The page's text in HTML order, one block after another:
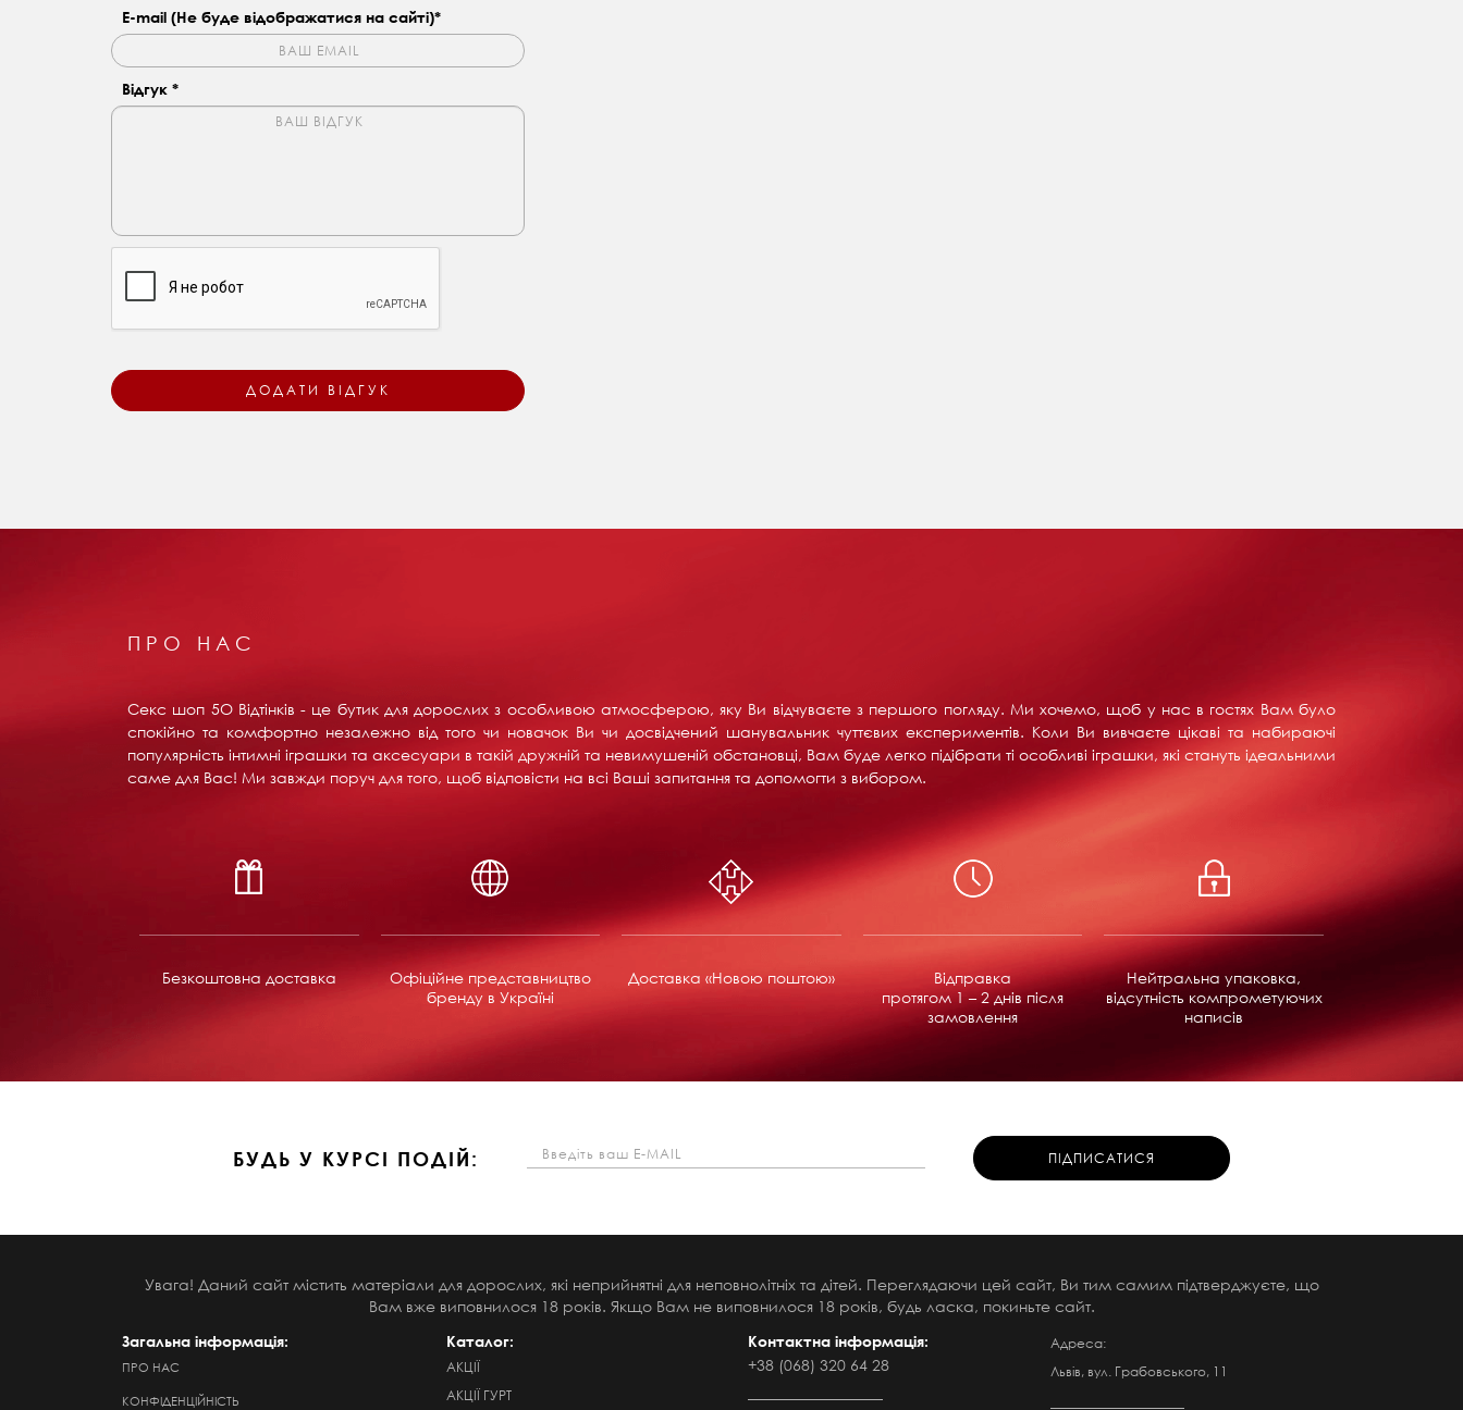
E-mail (Не буде відображатися на сайті)*
Відгук *
ПРО НАС
Секс шоп 5О Відтінків - це бутик для дорослих з особливою атмосферою, яку Ви відчуваєте з першого погляду. Ми хочемо, щоб у нас в гостях Вам було
спокійно та комфортно незалежно від того чи новачок Ви чи досвідчений шанувальник чуттєвих експериментів. Коли Ви вивчаєте цікаві та набираючі
популярність інтимні іграшки та аксесуари в такій дружній та невимушеній обстановці, Вам буде легко підібрати ті особливі іграшки, які стануть ідеальними
саме для Вас! Ми завжди поруч для того, щоб відповісти на всі Ваші запитання та допомогти з вибором.
Безкоштовна доставка
Офіційне представництво
бренду в Україні
Доставка «Новою поштою»
Відправка
протягом 1 – 2 днів після
замовлення
Нейтральна упаковка,
відсутність компрометуючих
написів
БУДЬ У КУРСІ ПОДІЙ:
Увага! Даний сайт містить матеріали для дорослих, які неприйнятні для неповнолітніх та дітей. Переглядаючи цей сайт, Ви тим самим підтверджуєте, що
Вам вже виповнилося 18 років. Якщо Вам не виповнилося 18 років, будь ласка, покиньте сайт.
Загальна інформація:
ПРО НАС
КОНФІДЕНЦІЙНІСТЬ
Каталог:
АКЦІЇ
АКЦІЇ ГУРТ
Контактна інформація:
+38 (068) 320 64 28
Адреса:
Львів, вул. Грабовського, 11